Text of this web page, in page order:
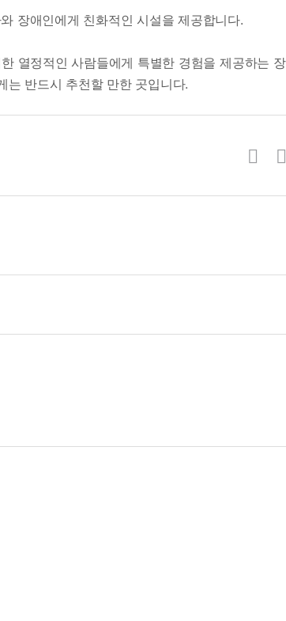
장애인에게 친화적인 시설을 제공합니다.
열정적인 사람들에게 특별한 경험을 제공하는
는 반드시 추천할 만한 곳입니다.